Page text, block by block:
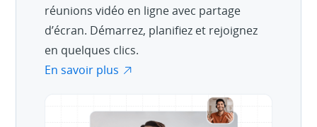
réunions vidéo en ligne avec partage
d’écran. Démarrez, planifiez et rejoignez
en quelques clics.
En savoir plus